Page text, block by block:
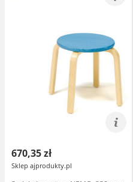
670,35 zł
Sklep ajprodukty.pl